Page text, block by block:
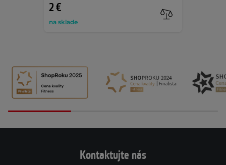
2 €
na sklade
Kontaktujte nás